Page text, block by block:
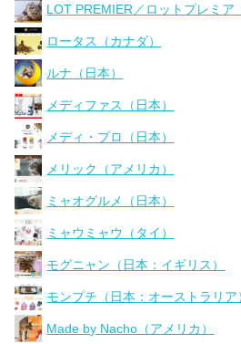
LOT PREMIER／ロットプレミア
ロータス（カナダ）
ルナ（日本）
メディファス（日本）
メディ・プロ（日本）
メリック（アメリカ）
ミャオグルメ（日本）
ミャウミャウ（タイ）
モグニャン（日本：イギリス）
モンプチ（日本：オーストラリア
Made by Nacho（アメリカ）